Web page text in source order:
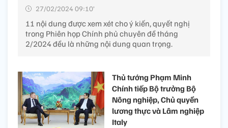
27/02/2024 09:10’
11 nội dung được xem xét cho ý kiến, quyết nghị
trong Phiên họp Chính phủ chuyên đề tháng
2/2024 đều là những nội dung quan trọng.
Thủ tướng Phạm Minh
Chính tiếp Bộ trưởng Bộ
Nông nghiệp, Chủ quyền
lương thực và Lâm nghiệp
Italy